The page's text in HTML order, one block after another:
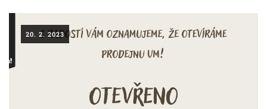
20. 2. 2023